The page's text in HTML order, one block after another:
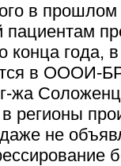
в
конца года,
в ОООИ-
жа
регионы
не